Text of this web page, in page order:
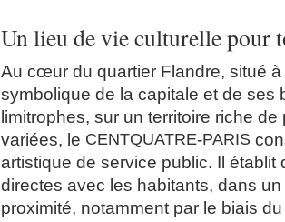
Un lieu de vie culturelle pour
Au cœur du quartier Flandre, situé à
symbolique de la capitale et de ses
limitrophes, sur un territoire riche
variées, le CENTQUATRE-PARIS
artistique de service public. Il établit
directes avec les habitants, dans
proximité, notamment par le biais